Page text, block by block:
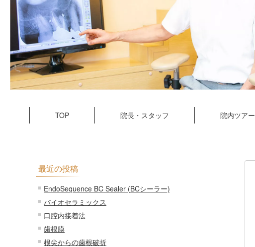
TOP 院長・スタッフ 院内ツアー
最近の投稿
EndoSequence BC Sealer (BCシーラー)
バイオセラミックス
口腔内接着法
歯根膜
根尖からの歯根破折